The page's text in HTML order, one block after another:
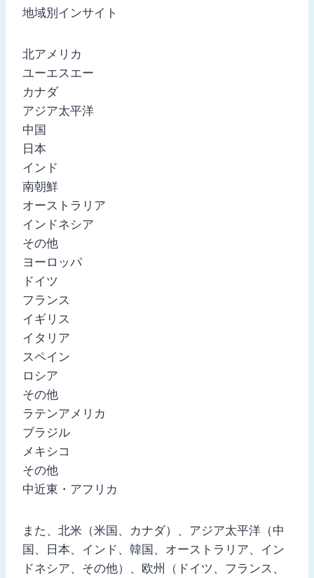
地域別インサイト
北アメリカ
ユーエスエー
カナダ
アジア太平洋
中国
日本
インド
南朝鮮
オーストラリア
インドネシア
その他
ヨーロッパ
ドイツ
フランス
イギリス
イタリア
スペイン
ロシア
その他
ラテンアメリカ
ブラジル
メキシコ
その他
中近東・アフリカ
また、北米（米国、カナダ）、アジア太平洋（中
国、日本、インド、韓国、オーストラリア、イン
ドネシア、その他）、欧州（ドイツ、フランス、